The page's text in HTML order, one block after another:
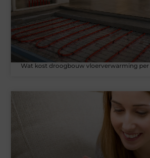
Wat kost droogbouw vloerverwarming per